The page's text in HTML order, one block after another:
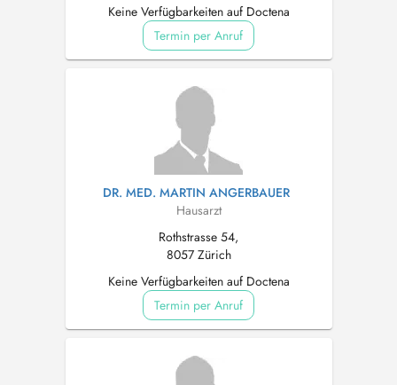
Keine Verfügbarkeiten auf Doctena
Termin per Anruf
DR. MED. MARTIN ANGERBAUER
Hausarzt
Rothstrasse 54,
8057 Zürich
Keine Verfügbarkeiten auf Doctena
Termin per Anruf